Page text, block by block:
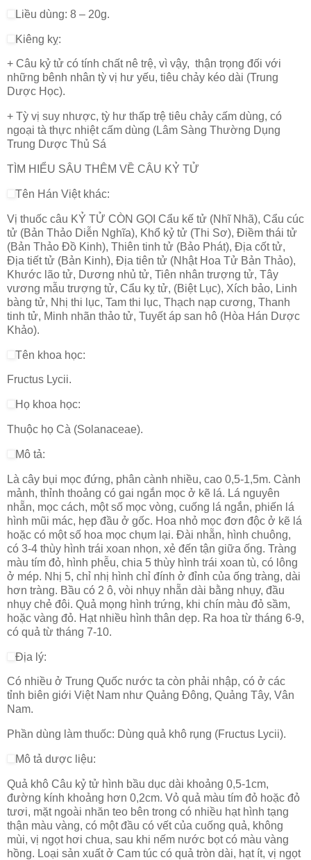
Liều dùng: 8 – 20g.
Kiêng kỵ:
+ Câu kỷ tử có tính chất nê trệ, vì vậy, thận trọng đối với
những bênh nhân tỳ vị hư yếu, tiêu chảy kéo dài (Trung
Dược Học).
+ Tỳ vị suy nhược, tỳ hư thấp trệ tiêu chảy cấm dùng, có
ngoại tà thực nhiệt cấm dùng (Lâm Sàng Thường Dụng
Trung Dược Thủ Sá
TÌM HIỂU SÂU THÊM VỀ CÂU KỶ TỬ
Tên Hán Việt khác:
Vị thuốc câu KỶ TỬ CÒN GỌI Cẩu kế tử (Nhĩ Nhã), Cẩu cúc
tử (Bản Thảo Diễn Nghĩa), Khổ kỷ tử (Thi Sơ), Điềm thái tử
(Bản Thảo Đồ Kinh), Thiên tinh tử (Bảo Phát), Địa cốt tử,
Địa tiết tử (Bản Kinh), Địa tiên tử (Nhật Hoa Tử Bản Thảo),
Khước lão tử, Dương nhủ tử, Tiên nhân trượng tử, Tây
vương mẫu trượng tử, Cẩu kỵ tử, (Biệt Lục), Xích bảo, Linh
bàng tử, Nhị thi lục, Tam thi lục, Thạch nạp cương, Thanh
tinh tử, Minh nhãn thảo tử, Tuyết áp san hô (Hòa Hán Dược
Khảo).
Tên khoa học:
Fructus Lycii.
Họ khoa học:
Thuộc họ Cà (Solanaceae).
Mô tả:
Là cây bụi mọc đứng, phân cành nhiều, cao 0,5-1,5m. Cành
mảnh, thỉnh thoảng có gai ngắn mọc ở kẽ lá. Lá nguyên
nhẵn, mọc cách, một số mọc vòng, cuống lá ngắn, phiến lá
hình mũi mác, hẹp đầu ở gốc. Hoa nhỏ mọc đơn độc ở kẽ lá
hoặc có một số hoa mọc chụm lại. Đài nhẵn, hình chuông,
có 3-4 thùy hình trái xoan nhọn, xẻ đến tận giữa ống. Tràng
màu tím đỏ, hình phễu, chia 5 thùy hình trái xoan tù, có lông
ở mép. Nhị 5, chỉ nhị hình chỉ đính ở đỉnh của ống tràng, dài
hơn tràng. Bầu có 2 ô, vòi nhụy nhẵn dài bằng nhụy, đầu
nhụy chẻ đôi. Quả mọng hình trứng, khi chín màu đỏ sầm,
hoặc vàng đỏ. Hạt nhiều hình thân dẹp. Ra hoa từ tháng 6-9,
có quả từ tháng 7-10.
Địa lý:
Có nhiều ở Trung Quốc nước ta còn phải nhập, có ở các
tỉnh biên giới Việt Nam như Quảng Đông, Quảng Tây, Vân
Nam.
Phần dùng làm thuốc: Dùng quả khô rụng (Fructus Lycii).
Mô tả dược liệu:
Quả khô Câu kỷ tử hình bầu dục dài khoảng 0,5-1cm,
đường kính khoảng hơn 0,2cm. Vỏ quả màu tím đỏ hoặc đỏ
tươi, mặt ngoài nhăn teo bên trong có nhiều hạt hình tạng
thận màu vàng, có một đầu có vết của cuống quả, không
mùi, vị ngọt hơi chua, sau khi nếm nước bọt có màu vàng
hồng. Loại sản xuất ở Cam túc có quả tròn dài, hạt ít, vị ngọt